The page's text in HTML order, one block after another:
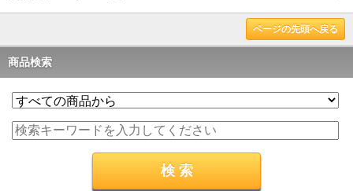
ページの先頭へ戻る
商品検索